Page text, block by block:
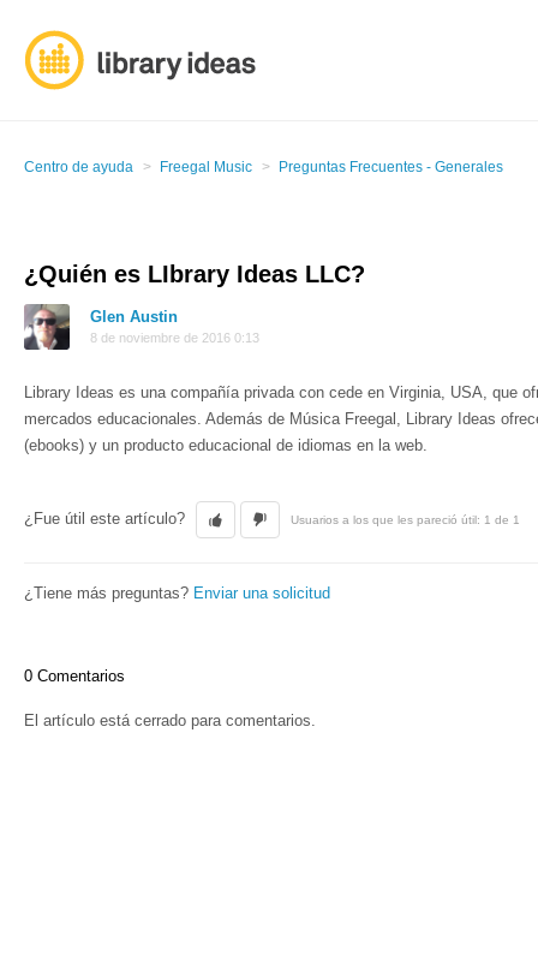
Centro de ayuda Freegal Music Preguntas Frecuentes - Generales
¿Quién es LIbrary Ideas LLC?
Glen Austin
8 de noviembre de 2016 0:13
Library Ideas es una compañía privada con cede en Virginia, USA, que
mercados educacionales. Además de Música Freegal, Library Ideas
(ebooks) y un producto educacional de idiomas en la web.
¿Fue útil este artículo? Usuarios a los que les pareció útil: 1 de 1
¿Tiene más preguntas? Enviar una solicitud
0 Comentarios
El artículo está cerrado para comentarios.